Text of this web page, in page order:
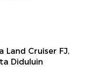
Land Cruiser FJ,
Diduluin